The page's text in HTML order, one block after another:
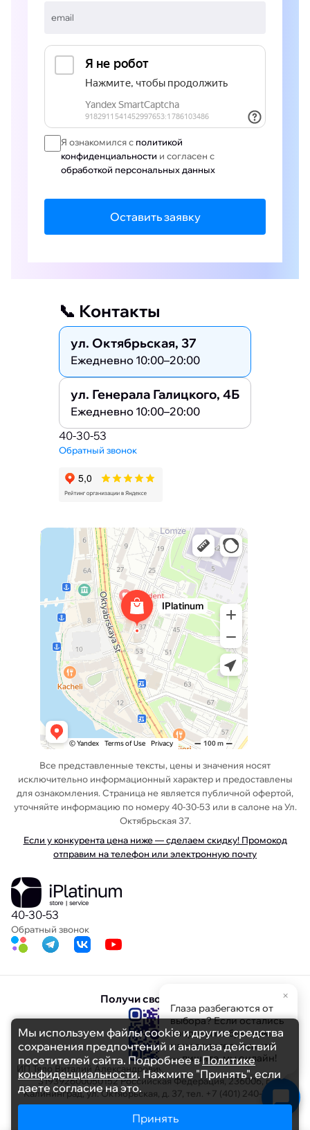
Я ознакомился с политикой
конфиденциальности и согласен с
обработкой персональных данных
Оставить заявку
📞 Контакты
ул. Октябрьская, 37
Ежедневно 10:00–20:00
ул. Генерала Галицкого, 4Б
Ежедневно 10:00–20:00
40-30-53
Обратный звонок
Все представленные тексты, цены и значения носят
исключительно информационный характер и предоставлены
для ознакомления. Страница не является публичной офертой,
уточняйте информацию по номеру 40-30-53 или в салоне на Ул.
Октябрьская 37.
Если у конкурента цена ниже — сделаем скидку! Промокод
отправим на телефон или электронную почту
40-30-53
Обратный звонок
Получи свою скидку
ИП Тяло Виталий Александрович ИНН 391103608694 ОГРНИП
319392600050152 Российская Федерация, 236006, г.
Калининград, ул. Октябрьская, д. 37, тел. +7 (401) 240-30-53
Мы используем файлы cookie и другие средства
сохранения предпочтений и анализа действий
посетителей сайта. Подробнее вПолитике
конфиденциальности. Нажмите "Принять", если
даете согласие на это.
Принять
×
Глаза разбегаются от
выбора? Если остались
вопросы по брендам
или характеристикам
— пишите, мы онлайн!